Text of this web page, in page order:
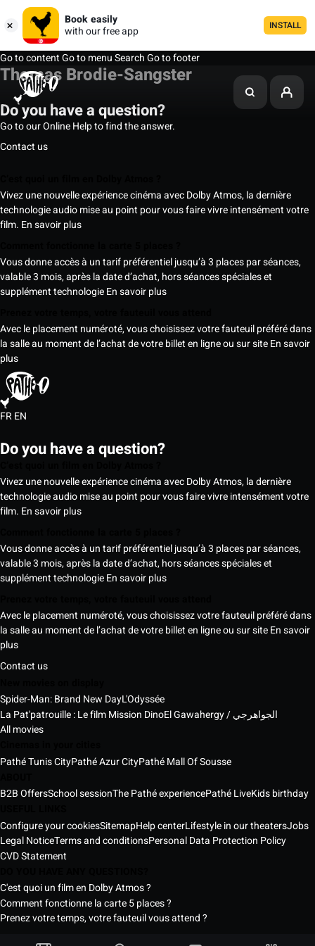
Book easily
with our free app
INSTALL
Go to contentGo to menuSearchGo to footer
Thomas Brodie-Sangster
Do you have a question?
Go to our Online Help to find the answer.
Contact us
Vivez une nouvelle expérience cinéma avec Dolby Atmos, la dernière
technologie audio mise au point pour vous faire vivre intensément votre
film. En savoir plus
Vous donne accès à un tarif préférentiel jusqu’à 3 places par séances,
valable 3 mois, après la date d’achat, hors séances spéciales et
supplément technologieEn savoir plus
Avec le placement numéroté, vous choisissez votre fauteuil préféré dans
la salle au moment de l’achat de votre billet en ligne ou sur siteEn savoir
plus
FREN
Do you have a question?
Vivez une nouvelle expérience cinéma avec Dolby Atmos, la dernière
technologie audio mise au point pour vous faire vivre intensément votre
film. En savoir plus
Vous donne accès à un tarif préférentiel jusqu’à 3 places par séances,
valable 3 mois, après la date d’achat, hors séances spéciales et
supplément technologieEn savoir plus
Avec le placement numéroté, vous choisissez votre fauteuil préféré dans
la salle au moment de l’achat de votre billet en ligne ou sur siteEn savoir
plus
Contact us
Spider-Man: Brand New DayL'Odyssée
La Pat'patrouille : Le film Mission Dino
El Gawahergy / الجواهرجي
All movies
Pathé Tunis CityPathé Azur CityPathé Mall Of Sousse
B2B OffersSchool sessionThe Pathé experiencePathé LiveKids birthday
Configure your cookiesSitemapHelp centerLifestyle in our theatersJobs
Legal NoticeTerms and conditionsPersonal Data Protection Policy
CVD Statement
C'est quoi un film en Dolby Atmos ?
Comment fonctionne la carte 5 places ?
Prenez votre temps, votre fauteuil vous attend ?